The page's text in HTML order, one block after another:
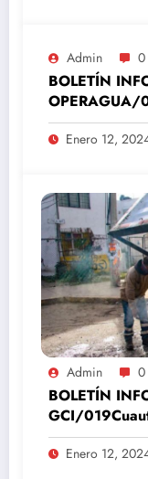
Admin 0
BOLETÍN
OPERAGUA/
Estado de
Enero 12,
Admin 0
BOLETÍN
GCI/
México, 12
Enero 12,